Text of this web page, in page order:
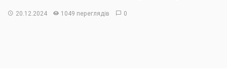
20.12.2024 1049 переглядів 0